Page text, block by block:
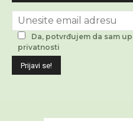
Da, potvrđujem da sam
privatnosti